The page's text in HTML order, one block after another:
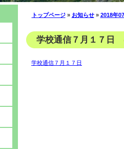
トップページ» お知らせ» 2018年
学校通信７月１７日
学校通信７月１７日